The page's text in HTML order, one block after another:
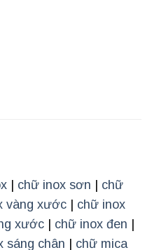
| chữ inox sơn | chữ
vàng xước | chữ inox
xước | chữ inox đen |
sáng chân | chữ mica